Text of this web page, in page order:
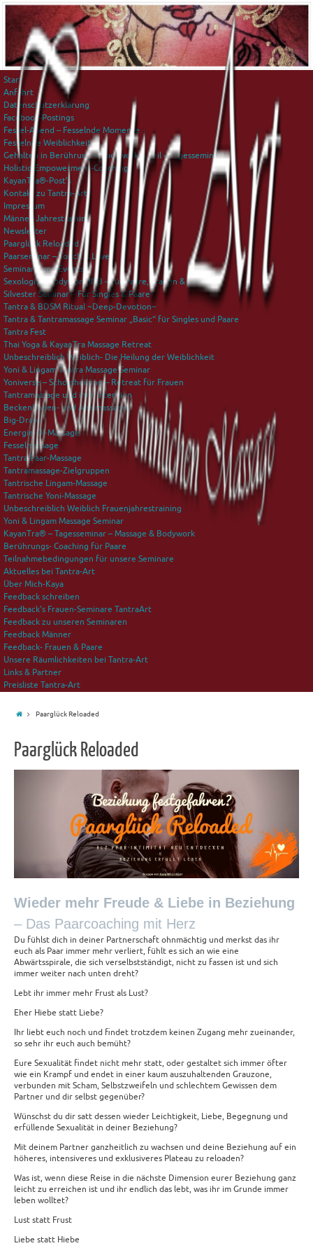
Start
Anfahrt
Datenschutzerklärung
Facebook-Postings
Fessel-Abend – Fesselnde Momente
Fesselnde Weiblichkeit
Gehalten in Berührung – Bodywork & Seil – Tagesseminar
Holistic-Empowerment-Coaching
KayanTra®-Post’s
Kontakt zu Tantra-Art
Impressum
Männer-Jahrestraining
Newsletter
Paarglück Reloaded
Paarseminar – Touch is Love
Seminare und Events
Sexological Bodywork IISB – für Paare, Frauen & Männer
Silvester Seminar – Für Singles & Paare
Tantra & BDSM Ritual ~Deep-Devotion~
Tantra & Tantramassage Seminar „Basic“ für Singles und Paare
Tantra Fest
Thai Yoga & KayanTra Massage Retreat
Unbeschreiblich Weiblich- Die Heilung der Weiblichkeit
Yoni & Lingam Tantra Massage Seminar
Yoniverse – Schossheilung – Retreat für Frauen
Tantramassage und ihre Intention
Beckenboden- und Analmassage
Big-Draw
Energie-Öl-Massage
Fesselmassage
Tantra Paar-Massage
Tantramassage-Zielgruppen
Tantrische Lingam-Massage
Tantrische Yoni-Massage
Unbeschreiblich Weiblich Frauenjahrestraining
Yoni & Lingam Massage Seminar
KayanTra® – Tagesseminar – Massage & Bodywork
Berührungs- Coaching für Paare
Teilnahmebedingungen für unsere Seminare
Aktuelles bei Tantra-Art
Über Mich-Kaya
Feedback schreiben
Feedback’s Frauen-Seminare TantraArt
Feedback zu unseren Seminaren
Feedback Männer
Feedback- Frauen & Paare
Unsere Räumlichkeiten bei Tantra-Art
Links & Partner
Preisliste Tantra-Art
Paarglück Reloaded
Paarglück Reloaded
Wieder mehr Freude & Liebe in Beziehung
– Das Paarcoaching mit Herz
Du fühlst dich in deiner Partnerschaft ohnmächtig und merkst das ihr
euch als Paar immer mehr verliert, fühlt es sich an wie eine
Abwärtsspirale, die sich verselbstständigt, nicht zu fassen ist und sich
immer weiter nach unten dreht?
Lebt ihr immer mehr Frust als Lust?
Eher Hiebe statt Liebe?
Ihr liebt euch noch und findet trotzdem keinen Zugang mehr zueinander,
so sehr ihr euch auch bemüht?
Eure Sexualität findet nicht mehr statt, oder gestaltet sich immer öfter
wie ein Krampf und endet in einer kaum auszuhaltenden Grauzone,
verbunden mit Scham, Selbstzweifeln und schlechtem Gewissen dem
Partner und dir selbst gegenüber?
Wünschst du dir satt dessen wieder Leichtigkeit, Liebe, Begegnung und
erfüllende Sexualität in deiner Beziehung?
Mit deinem Partner ganzheitlich zu wachsen und deine Beziehung auf ein
höheres, intensiveres und exklusiveres Plateau zu reloaden?
Was ist, wenn diese Reise in die nächste Dimension eurer Beziehung ganz
leicht zu erreichen ist und ihr endlich das lebt, was ihr im Grunde immer
leben wolltet?
Lust statt Frust
Liebe statt Hiebe